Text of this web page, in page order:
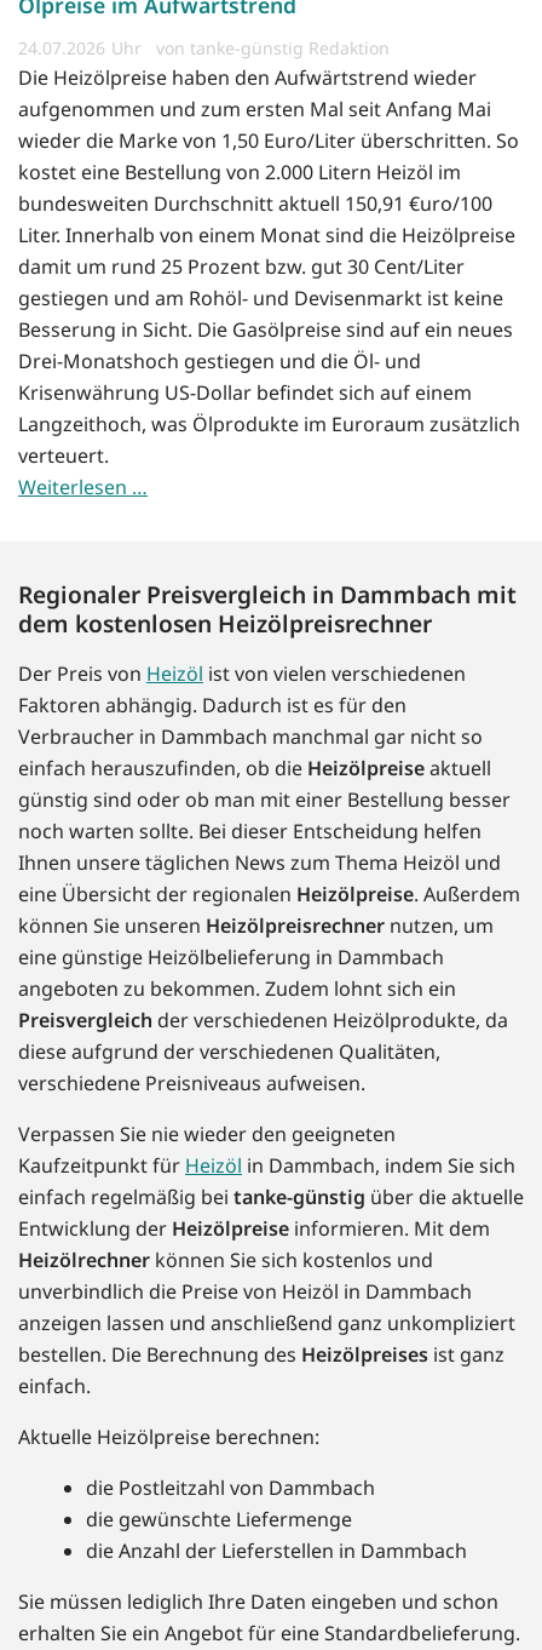
24.07.2026 von tanke-günstig Redaktion
Die Heizölpreise haben den Aufwärtstrend wieder
aufgenommen und zum ersten Mal seit Anfang Mai
wieder die Marke von 1,50 Euro/Liter überschritten. So
kostet eine Bestellung von 2.000 Litern Heizöl im
bundesweiten Durchschnitt aktuell 150,91 €uro/100
Liter. Innerhalb von einem Monat sind die Heizölpreise
damit um rund 25 Prozent bzw. gut 30 Cent/Liter
gestiegen und am Rohöl- und Devisenmarkt ist keine
Besserung in Sicht. Die Gasölpreise sind auf ein neues
Drei-Monatshoch gestiegen und die Öl- und
Krisenwährung US-Dollar befindet sich auf einem
Langzeithoch, was Ölprodukte im Euroraum zusätzlich
verteuert.
Weiterlesen …
Regionaler Preisvergleich in Dammbach mit
dem kostenlosen Heizölpreisrechner
Der Preis von Heizöl ist von vielen verschiedenen
Faktoren abhängig. Dadurch ist es für den
Verbraucher in Dammbach manchmal gar nicht so
einfach herauszufinden, ob die Heizölpreiseaktuell
günstig sind oder ob man mit einer Bestellung besser
noch warten sollte. Bei dieser Entscheidung helfen
Ihnen unsere täglichen News zum Thema Heizöl und
eine Übersicht der regionalen Heizölpreise. Außerdem
können Sie unseren Heizölpreisrechner nutzen, um
eine günstige Heizölbelieferung in Dammbach
angeboten zu bekommen. Zudem lohnt sich ein
Preisvergleich der verschiedenen Heizölprodukte, da
diese aufgrund der verschiedenen Qualitäten,
verschiedene Preisniveaus aufweisen.
Verpassen Sie nie wieder den geeigneten
Kaufzeitpunkt für Heizöl in Dammbach, indem Sie sich
einfach regelmäßig bei tanke-günstig über die aktuelle
Entwicklung der Heizölpreise informieren. Mit dem
Heizölrechner können Sie sich kostenlos und
unverbindlich die Preise von Heizöl in Dammbach
anzeigen lassen und anschließend ganz unkompliziert
bestellen. Die Berechnung des Heizölpreises ist ganz
einfach.
Aktuelle Heizölpreise berechnen:
die Postleitzahl von Dammbach
die gewünschte Liefermenge
die Anzahl der Lieferstellen in Dammbach
Sie müssen lediglich Ihre Daten eingeben und schon
erhalten Sie ein Angebot für eine Standardbelieferung.